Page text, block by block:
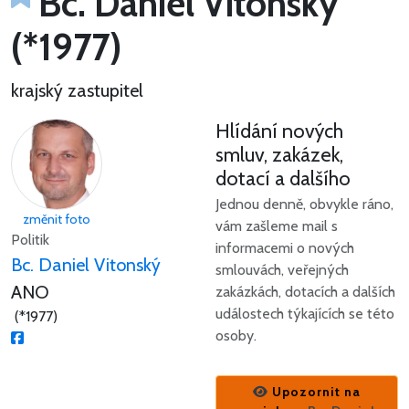
(*1977)
krajský zastupitel
změnit foto
Politik
Bc. Daniel Vitonský
ANO
(*1977)
Hlídání nových
smluv, zakázek,
dotací a dalšího
Jednou denně, obvykle ráno,
vám zašleme mail s
informacemi o nových
smlouvách, veřejných
zakázkách, dotacích a dalších
událostech týkajících se této
osoby.
Upozornit na